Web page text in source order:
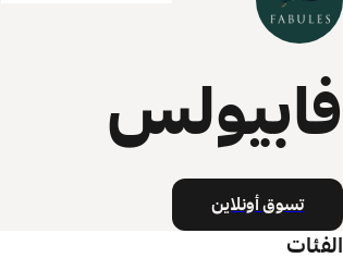
فابيولس
تسوق أونلاين
الفئات